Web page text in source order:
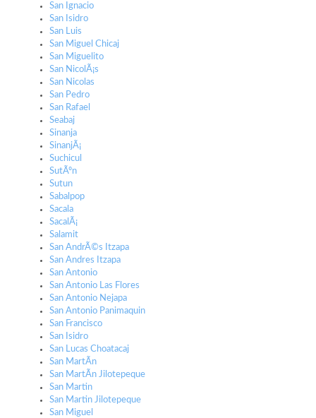
San Ignacio
San Isidro
San Luis
San Miguel Chicaj
San Miguelito
San NicolÃ¡s
San Nicolas
San Pedro
San Rafael
Seabaj
Sinanja
SinanjÃ¡
Suchicul
SutÃºn
Sutun
Sabalpop
Sacala
SacalÃ¡
Salamit
San AndrÃ©s Itzapa
San Andres Itzapa
San Antonio
San Antonio Las Flores
San Antonio Nejapa
San Antonio Panimaquin
San Francisco
San Isidro
San Lucas Choatacaj
San MartÃ­n
San MartÃ­n Jilotepeque
San Martin
San Martin Jilotepeque
San Miguel